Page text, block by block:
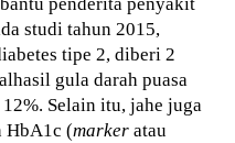
studi tahun 2015,
tipe 2, diberi 2
gula darah puasa
Selain itu, jahe juga
HbA1c (marker atau